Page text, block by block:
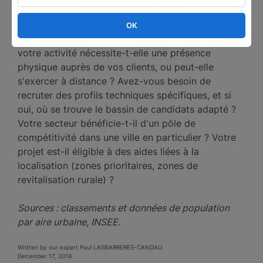
?
Quelques questions à se poser avant de trancher :
votre activité nécessite-t-elle une présence
physique auprès de vos clients, ou peut-elle
s'exercer à distance ? Avez-vous besoin de
recruter des profils techniques spécifiques, et si
oui, où se trouve le bassin de candidats adapté ?
Votre secteur bénéficie-t-il d'un pôle de
compétitivité dans une ville en particulier ? Votre
projet est-il éligible à des aides liées à la
localisation (zones prioritaires, zones de
revitalisation rurale) ?
Sources : classements et données de population
par aire urbaine, INSEE.
Written by our expert Paul LASBARRERES-CANDAU
December 17, 2019
OK